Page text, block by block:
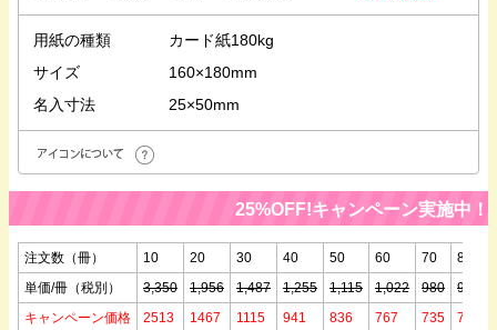
用紙の種類
カード紙180kg
サイズ
160×180mm
名入寸法
25×50mm
25%OFF!キャンペーン実施中！！
注文数（冊） 10 20 30 40 50 60 70 80
単価/冊（税別）
3,350 1,956 1,487 1,255 1,115 1,022 980 939
キャンペーン価格
2513 1467 1115 941 836 767 735 704